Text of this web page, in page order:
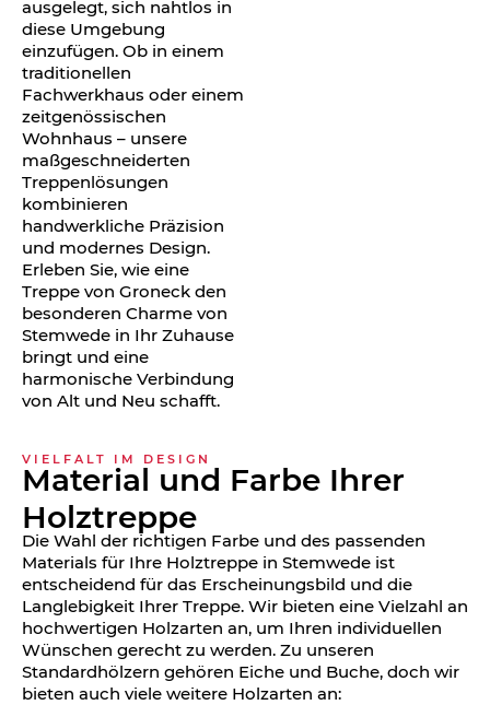
ausgelegt, sich nahtlos in
diese Umgebung
einzufügen. Ob in einem
traditionellen
Fachwerkhaus oder einem
zeitgenössischen
Wohnhaus – unsere
maßgeschneiderten
Treppenlösungen
kombinieren
handwerkliche Präzision
und modernes Design.
Erleben Sie, wie eine
Treppe von Groneck den
besonderen Charme von
Stemwede in Ihr Zuhause
bringt und eine
harmonische Verbindung
von Alt und Neu schafft.
VIELFALT IM DESIGN
Material und Farbe Ihrer
Holztreppe
Die Wahl der richtigen Farbe und des passenden
Materials für Ihre Holztreppe in Stemwede ist
entscheidend für das Erscheinungsbild und die
Langlebigkeit Ihrer Treppe. Wir bieten eine Vielzahl an
hochwertigen Holzarten an, um Ihren individuellen
Wünschen gerecht zu werden. Zu unseren
Standardhölzern gehören Eiche und Buche, doch wir
bieten auch viele weitere Holzarten an: